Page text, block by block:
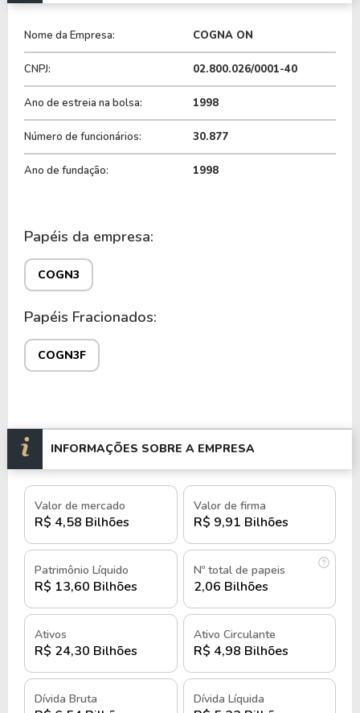
- Saber: atua na educação básica, administrando
escolas próprias e fornecendo sistemas de ensino
para instituições parceiras.
- Vasta Educação: fornece soluções educacionais
integradas para escolas privadas, incluindo material
didático, plataformas digitais e serviços de
consultoria.
Com presença nacional, a Cogna conta com
unidades educacionais e parcerias em diversos
estudantes em todo o país.
A empresa investe continuamente em tecnologia e
Classificada como uma mid-cap, a empresa está
listada no segmento Novo Mercado e suas ações
COGN3F
no mercado fracionário.
História e quando foi criada a Cogna
Educação S.A.
A Cogna Educação S.A., anteriormente conhecida
como Kroton Educacional, foi fundada em 1966, em
Belo Horizonte, Minas Gerais, com a criação do
curso pré-vestibular Pitágoras.
Em 1972, inaugurou o Colégio Pitágoras,
Nome da Empresa: COGNA ON
CNPJ: 02.800.026/0001-40
Ano de estreia na bolsa: 1998
Número de funcionários: 30.877
Ano de fundação: 1998
Papéis da empresa:
COGN3
Papéis Fracionados:
COGN3F
INFORMAÇÕES SOBRE A EMPRESA
Valor de mercado
R$ 4,58 Bilhões
Valor de firma
R$ 9,91 Bilhões
Patrimônio Líquido
R$ 13,60 Bilhões
Nº total de papeis
2,06 Bilhões
Ativos
R$ 24,30 Bilhões
Ativo Circulante
R$ 4,98 Bilhões
Dívida Bruta Dívida Líquida